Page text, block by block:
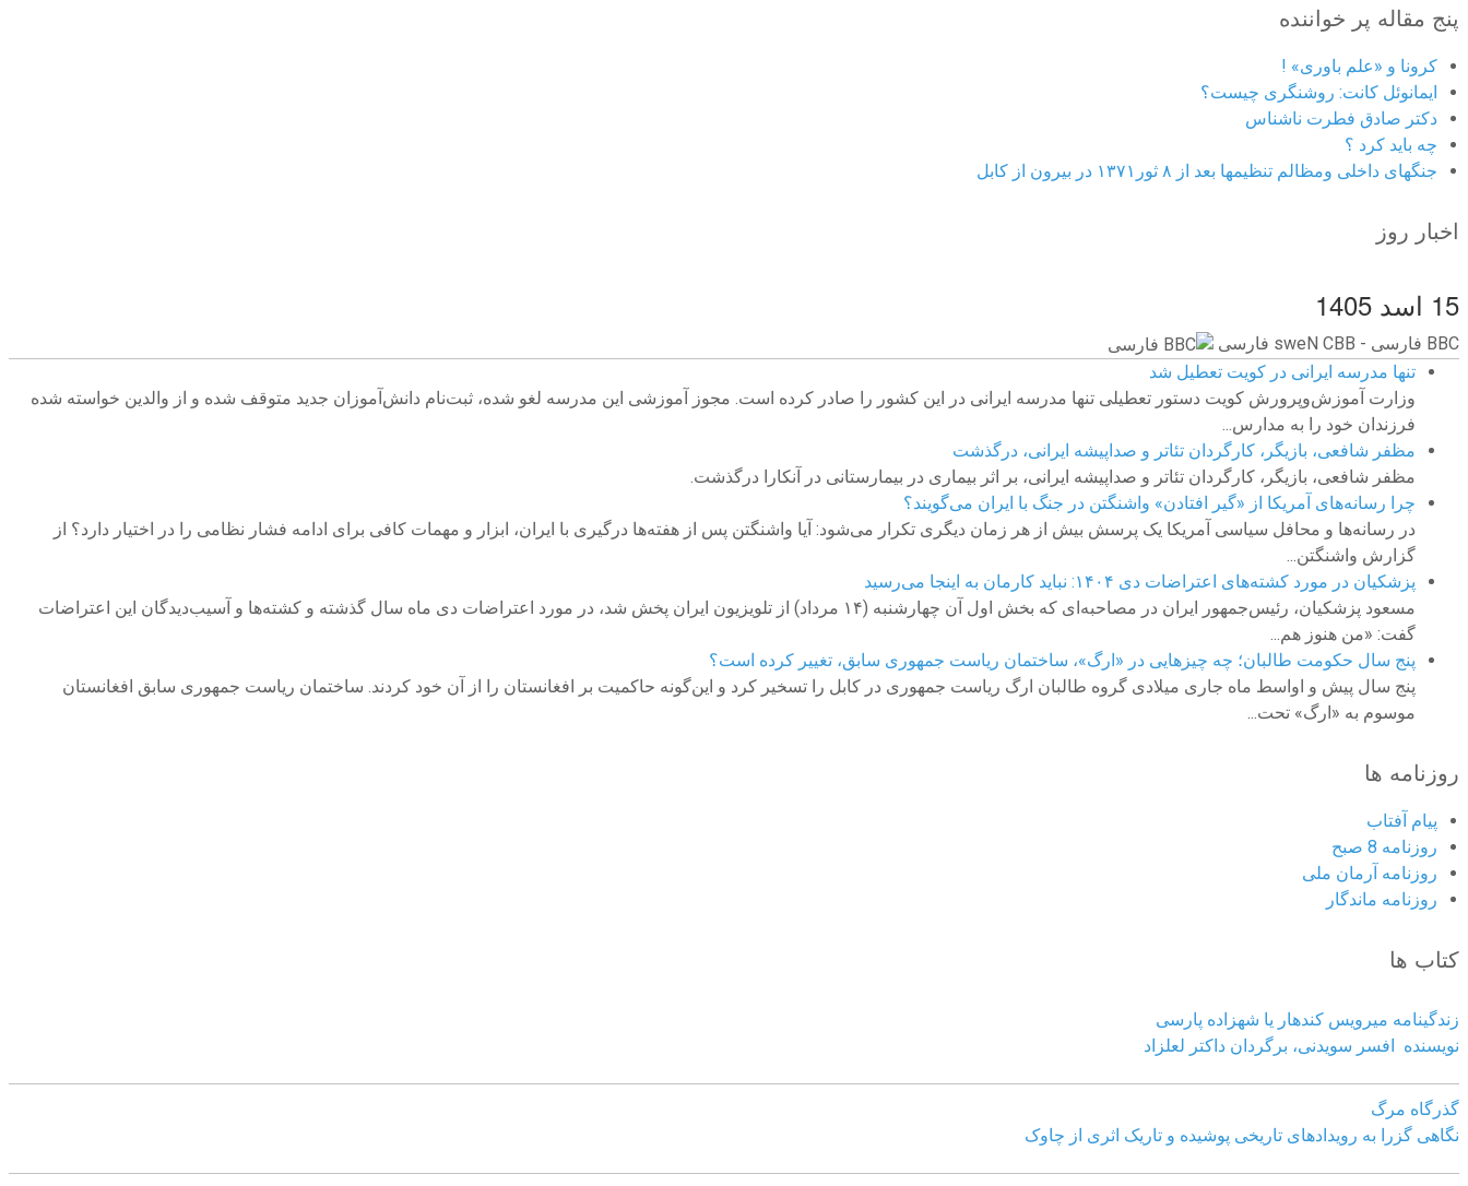
پنج مقاله پر خواننده
کرونا و «علم باوری» !
ایمانوئل کانت: روشنگری چیست؟
دکتر صادق فطرت ناشناس
چه باید کرد ؟
جنگهای داخلی ومظالم تنظیمها بعد از ۸ ثور۱۳۷۱ در بیرون از کابل
اخبار روز
15 اسد 1405
BBC ‮فارسی - BBC News فارسی
تنها مدرسه ایرانی در کویت تعطیل شد
وزارت آموزش‌وپرورش کویت دستور تعطیلی تنها مدرسه ایرانی در این کشور را صادر کرده است. مجوز آموزشی این مدرسه لغو شده، ثبت‌نام دانش‌آموزان جدید متوقف شده و از والدین خواسته شده
فرزندان خود را به مدارس...
مظفر شافعی، بازیگر، کارگردان تئاتر و صداپیشه ایرانی، درگذشت
مظفر شافعی، بازیگر، کارگردان تئاتر و صداپیشه ایرانی، بر اثر بیماری در بیمارستانی در آنکارا درگذشت.
چرا رسانه‌های آمریکا از «گیر افتادن» واشنگتن در جنگ با ایران می‌گویند؟
در رسانه‌ها و محافل سیاسی آمریکا یک پرسش بیش از هر زمان دیگری تکرار می‌شود: آیا واشنگتن پس از هفته‌ها درگیری با ایران، ابزار و مهمات کافی برای ادامه فشار نظامی را در اختیار دارد؟ از
گزارش واشنگتن...
پزشکیان در مورد کشته‌های اعتراضات دی ۱۴۰۴: نباید کارمان به اینجا می‌رسید
مسعود پزشکیان، رئیس‌جمهور ایران در مصاحبه‌ای که بخش اول آن چهارشنبه (۱۴ مرداد) از تلویزیون ایران پخش شد، در مورد اعتراضات دی ماه سال گذشته و کشته‌ها و آسیب‌دیدگان این اعتراضات
گفت: «من هنوز هم...
پنج سال حکومت طالبان؛ چه چیزهایی در «ارگ»، ساختمان ریاست جمهوری سابق، تغییر کرده است؟
پنج سال پیش و اواسط ماه جاری میلادی گروه طالبان ارگ ریاست جمهوری در کابل را تسخیر کرد و این‌گونه حاکمیت بر افغانستان را از آن خود کردند. ساختمان ریاست جمهوری سابق افغانستان
موسوم به «ارگ» تحت...
روزنامه ها
پیام آفتاب
روزنامه 8 صبح
روزنامه آرمان ملى
روزنامه ماندگار
کتاب ها
زندگینامه میرویس کندهار یا شهزاده پارسی
نویسنده افسر سویدنی، برگردان داکتر لعلزاد
گذرگاه مرگ
نگاهی گزرا به رویدادهای تاریخی پوشیده و تاریک اثری از چاوک